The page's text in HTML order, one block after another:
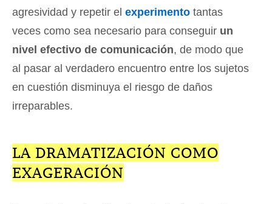
agresividad y repetir el experimento tantas
veces como sea necesario para conseguir un
nivel efectivo de comunicación, de modo que
al pasar al verdadero encuentro entre los sujetos
en cuestión disminuya el riesgo de daños
irreparables.
LA DRAMATIZACIÓN COMO
EXAGERACIÓN